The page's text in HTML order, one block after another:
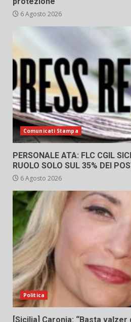
6 Agosto 2026
Comunicati Stampa
PERSONALE ATA: FLC CGIL
RUOLO SOLO SUL 35% DEI
6 Agosto 2026
Politica
[Sicilia] Caronia: “Basta